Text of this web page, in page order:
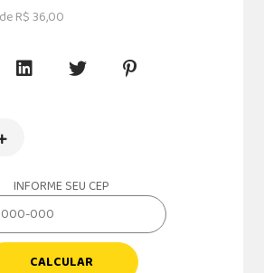
R$ 36,00
INFORME SEU CEP
CALCULAR